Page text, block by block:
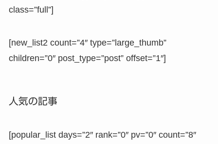
class=”full”]
[new_list2 count=”4″ type=”large_thumb”
children=”0″ post_type=”post” offset=”1″]
人気の記事
[popular_list days=”2″ rank=”0″ pv=”0″ count=”8″